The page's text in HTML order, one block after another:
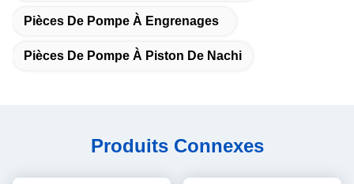
Pièces De Pompe À Engrenages
Pièces De Pompe À Piston De Nachi
Produits Connexes